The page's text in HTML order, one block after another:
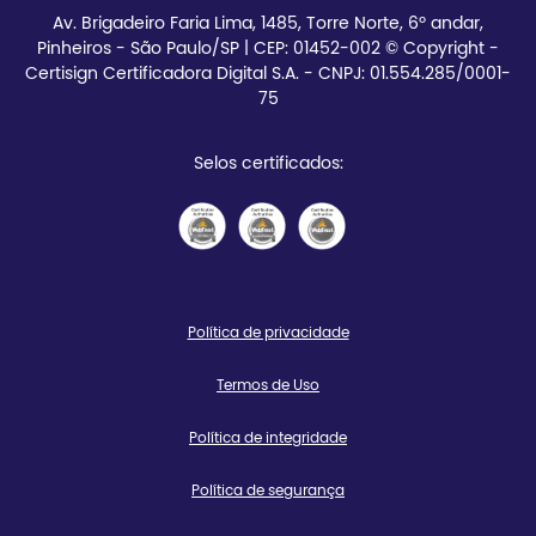
Av. Brigadeiro Faria Lima, 1485, Torre Norte, 6º andar,
Pinheiros - São Paulo/SP | CEP: 01452-002 © Copyright -
Certisign Certificadora Digital S.A. - CNPJ: 01.554.285/0001-
75
Selos certificados:
Política de privacidade
Termos de Uso
Política de integridade
Política de segurança